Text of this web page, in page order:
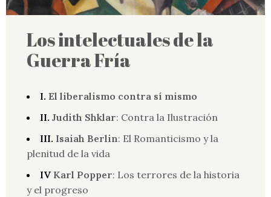
Los intelectuales de la
Guerra Fría
I. El liberalismo contra sí mismo
II. Judith Shklar: Contra la Ilustración
III. Isaiah Berlin: El Romanticismo y la
plenitud de la vida
IV Karl Popper: Los terrores de la historia
y el progreso